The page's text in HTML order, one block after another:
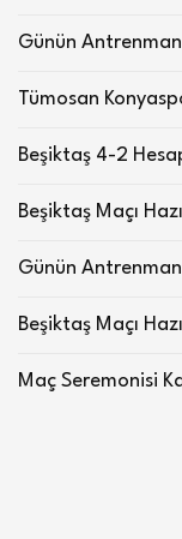
Günün
Tümosan
Beşiktaş 4-2
Beşiktaş Maçı
Günün
Beşiktaş Maçı
Maç Seremonisi